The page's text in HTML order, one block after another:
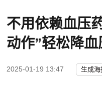
不用依赖血压
动作”轻松降血
2025-01-19 13:47 生成海